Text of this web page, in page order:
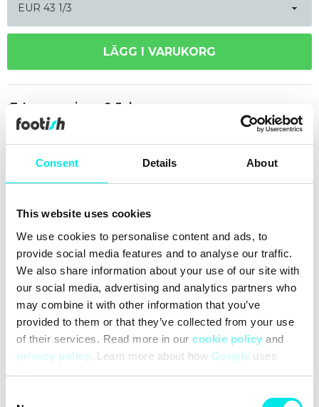
Consent Details About
This website uses cookies
We use cookies to personalise content and ads, to
provide social media features and to analyse our traffic.
We also share information about your use of our site with
our social media, advertising and analytics partners who
may combine it with other information that you’ve
provided to them or that they’ve collected from your use
of their services. Read more in our cookie policy and
privacy policy. Learn more about how Google uses
data.
LÄGG I VARUKORG
Leverans inom 2-3 dagar
Alltid 30 dagars returrätt
#sneakers #25q1 #white
Rengöring Leveranser Storleksguide